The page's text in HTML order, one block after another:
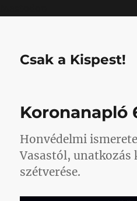
Csak a Kispest!
Koronanapló
Honvédelmi
Vasastól, unatkozás
szétverése.